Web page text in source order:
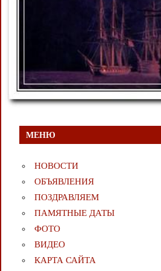
МЕНЮ
НОВОСТИ
ОБЪЯВЛЕНИЯ
ПОЗДРАВЛЯЕМ
ПАМЯТНЫЕ ДАТЫ
ФОТО
ВИДЕО
КАРТА САЙТА